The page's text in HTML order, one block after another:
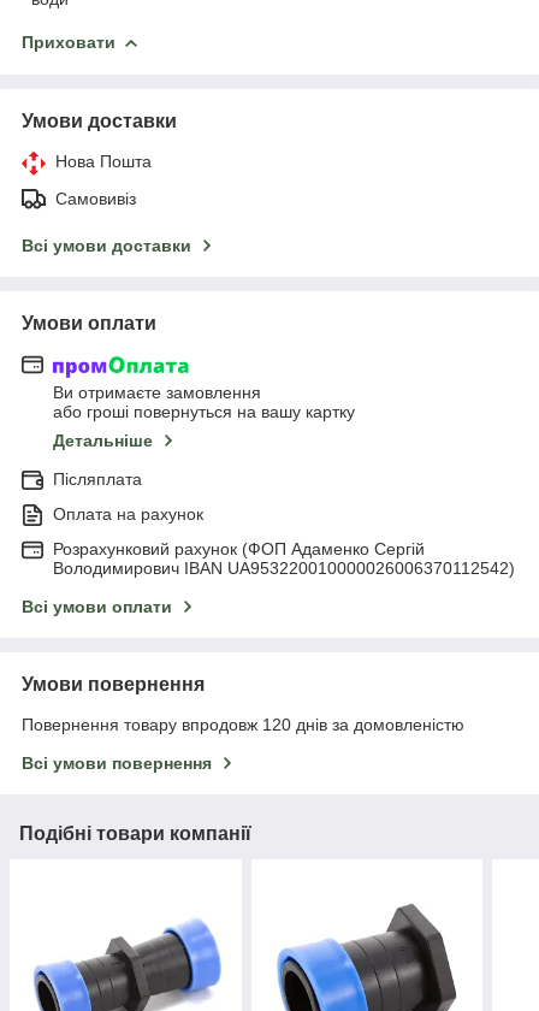
Приховати
Умови доставки
Нова Пошта
Самовивіз
Всі умови доставки
Умови оплати
Ви отримаєте замовлення
або гроші повернуться на вашу картку
Детальніше
Післяплата
Оплата на рахунок
Розрахунковий рахунок (ФОП Адаменко Сергій
Володимирович IBAN UA953220010000026006370112542)
Всі умови оплати
Умови повернення
Повернення товару впродовж 120 днів за домовленістю
Всі умови повернення
Подібні товари компанії